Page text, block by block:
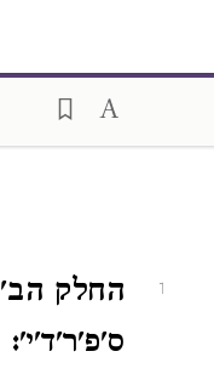
1
החלק הב'
ס'פ'ר'ד'י':